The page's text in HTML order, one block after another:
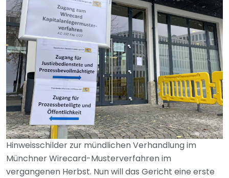
Hinweisschilder zur mündlichen Verhandlung im
Münchner Wirecard-Musterverfahren im
vergangenen Herbst. Nun will das Gericht eine erste